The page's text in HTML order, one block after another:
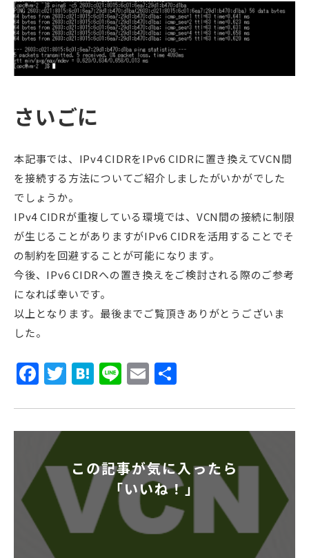
さいごに
本記事では、IPv4 CIDRをIPv6 CIDRに置き換えてVCN間
を接続する方法についてご紹介しましたがいかがでした
でしょうか。
IPv4 CIDRが重複している環境では、VCN間の接続に制限
が生じることがありますがIPv6 CIDRを活用することでそ
の制約を回避することが可能になります。
今後、IPv6 CIDRへの置き換えをご検討される際のご参考
になれば幸いです。
以上となります。最後までご覧頂きありがとうございま
した。
Facebook
Twitter
Hatena
LineEmail
この記事が気に入ったら
「いいね！」